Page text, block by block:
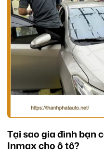
Tại sao gia đình bạn
Inmax cho ô tô?